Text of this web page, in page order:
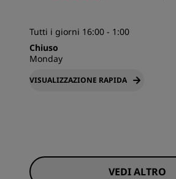
Tutti i giorni 16:00 - 1:00
Chiuso
Monday
VISUALIZZAZIONE RAPIDA
VEDI ALTRO